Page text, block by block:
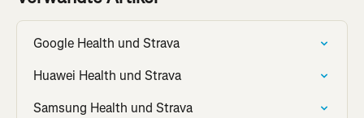
Google Health und Strava
Huawei Health und Strava
Samsung Health und Strava